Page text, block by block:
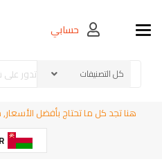
Toggle navigationحسابي
هنا تجد كل ما تحتاج بأفضل